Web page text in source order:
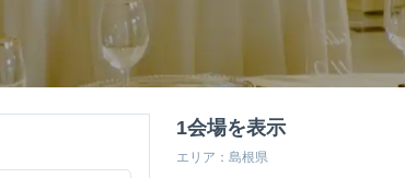
1会場を表示
エリア：島根県